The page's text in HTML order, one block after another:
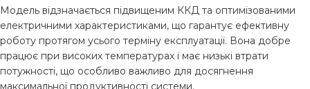
Модель відзначається підвищеним ККД та оптимізованими
електричними характеристиками, що гарантує ефективну
роботу протягом усього терміну експлуатації. Вона добре
працює при високих температурах і має низькі втрати
потужності, що особливо важливо для досягнення
максимальної продуктивності системи.